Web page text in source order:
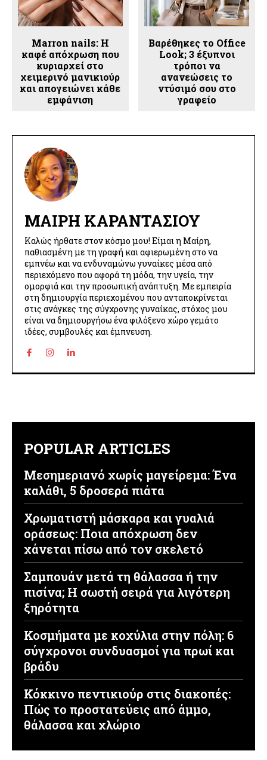
Marron nails: Η
καφέ απόχρωση που
κυριαρχεί στο
χειμερινό μανικιούρ
και απογειώνει κάθε
εμφάνιση
Βαρέθηκες το Office
Look; 3 έξυπνοι
τρόποι να
ανανεώσεις το
ντύσιμό σου στο
γραφείο
ΜΑΊΡΗ ΚΑΡΑΝΤΆΣΙΟΥ
Καλώς ήρθατε στον κόσμο μου! Είμαι η Μαίρη,
παθιασμένη με τη γραφή και αφιερωμένη στο να
εμπνέω και να ενδυναμώνω γυναίκες μέσα από
περιεχόμενο που αφορά τη μόδα, την υγεία, την
ομορφιά και την προσωπική ανάπτυξη. Με εμπειρία
στη δημιουργία περιεχομένου που ανταποκρίνεται
στις ανάγκες της σύγχρονης γυναίκας, στόχος μου
είναι να δημιουργήσω ένα φιλόξενο χώρο γεμάτο
ιδέες, συμβουλές και έμπνευση.
POPULAR ARTICLES
Μεσημεριανό χωρίς μαγείρεμα: Ένα
καλάθι, 5 δροσερά πιάτα
Χρωματιστή μάσκαρα και γυαλιά
οράσεως: Ποια απόχρωση δεν
χάνεται πίσω από τον σκελετό
Σαμπουάν μετά τη θάλασσα ή την
πισίνα; Η σωστή σειρά για λιγότερη
ξηρότητα
Κοσμήματα με κοχύλια στην πόλη: 6
σύγχρονοι συνδυασμοί για πρωί και
βράδυ
Κόκκινο πεντικιούρ στις διακοπές:
Πώς το προστατεύεις από άμμο,
θάλασσα και χλώριο